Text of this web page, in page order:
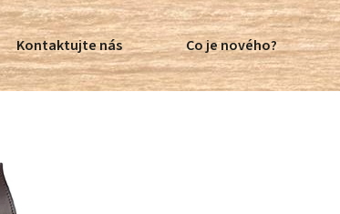
Kontaktujte nás Co je nového?